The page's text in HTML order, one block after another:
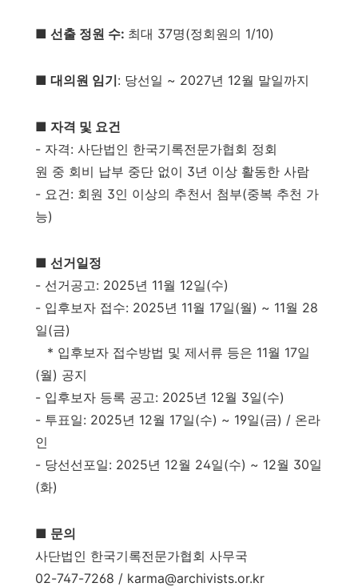
■ 선출 정원 수: 최대 37명(정회원의 1/10)
■ 대의원 임기: 당선일 ~ 2027년 12월 말일까지
■ 자격 및 요건
- 자격: 사단법인 한국기록전문가협회 정회
원 중 회비 납부 중단 없이 3년 이상 활동한 사람
- 요건: 회원 3인 이상의 추천서 첨부(중복 추천 가
능)
■ 선거일정
- 선거공고: 2025년 11월 12일(수)
- 입후보자 접수: 2025년 11월 17일(월) ~ 11월 28
일(금)
* 입후보자 접수방법 및 제서류 등은 11월 17일
(월) 공지
- 입후보자 등록 공고: 2025년 12월 3일(수)
- 투표일: 2025년 12월 17일(수) ~ 19일(금) / 온라
인
- 당선선포일: 2025년 12월 24일(수) ~ 12월 30일
(화)
■ 문의
사단법인 한국기록전문가협회 사무국
02-747-7268 / karma@archivists.or.kr